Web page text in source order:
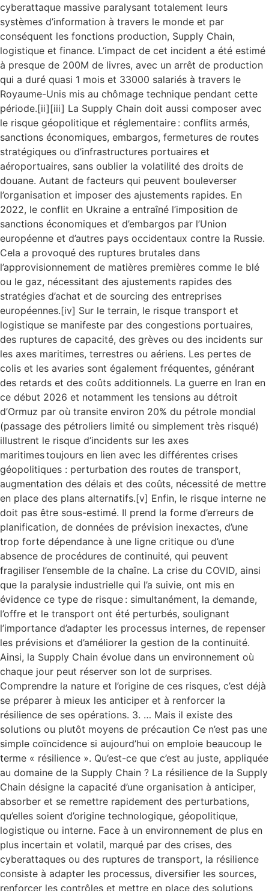
cyberattaque massive paralysant totalement leurs
systèmes d’information à travers le monde et par
conséquent les fonctions production, Supply Chain,
logistique et finance. L’impact de cet incident a été estimé
à presque de 200M de livres, avec un arrêt de production
qui a duré quasi 1 mois et 33000 salariés à travers le
Royaume-Unis mis au chômage technique pendant cette
période.[ii][iii] La Supply Chain doit aussi composer avec
le risque géopolitique et réglementaire : conflits armés,
sanctions économiques, embargos, fermetures de routes
stratégiques ou d’infrastructures portuaires et
aéroportuaires, sans oublier la volatilité des droits de
douane. Autant de facteurs qui peuvent bouleverser
l’organisation et imposer des ajustements rapides. En
2022, le conflit en Ukraine a entraîné l’imposition de
sanctions économiques et d’embargos par l’Union
européenne et d’autres pays occidentaux contre la Russie.
Cela a provoqué des ruptures brutales dans
l’approvisionnement de matières premières comme le blé
ou le gaz, nécessitant des ajustements rapides des
stratégies d’achat et de sourcing des entreprises
européennes.[iv] Sur le terrain, le risque transport et
logistique se manifeste par des congestions portuaires,
des ruptures de capacité, des grèves ou des incidents sur
les axes maritimes, terrestres ou aériens. Les pertes de
colis et les avaries sont également fréquentes, générant
des retards et des coûts additionnels. La guerre en Iran en
ce début 2026 et notamment les tensions au détroit
d’Ormuz par où transite environ 20% du pétrole mondial
(passage des pétroliers limité ou simplement très risqué)
illustrent le risque d’incidents sur les axes
maritimes toujours en lien avec les différentes crises
géopolitiques : perturbation des routes de transport,
augmentation des délais et des coûts, nécessité de mettre
en place des plans alternatifs.[v] Enfin, le risque interne ne
doit pas être sous-estimé. Il prend la forme d’erreurs de
planification, de données de prévision inexactes, d’une
trop forte dépendance à une ligne critique ou d’une
absence de procédures de continuité, qui peuvent
fragiliser l’ensemble de la chaîne. La crise du COVID, ainsi
que la paralysie industrielle qui l’a suivie, ont mis en
évidence ce type de risque : simultanément, la demande,
l’offre et le transport ont été perturbés, soulignant
l’importance d’adapter les processus internes, de repenser
les prévisions et d’améliorer la gestion de la continuité.
Ainsi, la Supply Chain évolue dans un environnement où
chaque jour peut réserver son lot de surprises.
Comprendre la nature et l’origine de ces risques, c’est déjà
se préparer à mieux les anticiper et à renforcer la
résilience de ses opérations. 3. … Mais il existe des
solutions ou plutôt moyens de précaution Ce n’est pas une
simple coïncidence si aujourd’hui on emploie beaucoup le
terme « résilience ». Qu’est-ce que c’est au juste, appliquée
au domaine de la Supply Chain ? La résilience de la Supply
Chain désigne la capacité d’une organisation à anticiper,
absorber et se remettre rapidement des perturbations,
qu’elles soient d’origine technologique, géopolitique,
logistique ou interne. Face à un environnement de plus en
plus incertain et volatil, marqué par des crises, des
cyberattaques ou des ruptures de transport, la résilience
consiste à adapter les processus, diversifier les sources,
renforcer les contrôles et mettre en place des solutions